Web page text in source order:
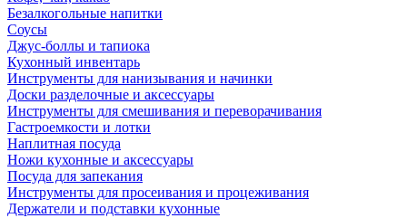
Безалкогольные напитки
Соусы
Джус-боллы и тапиока
Кухонный инвентарь
Инструменты для нанизывания и начинки
Доски разделочные и аксессуары
Инструменты для смешивания и переворачивания
Гастроемкости и лотки
Наплитная посуда
Ножи кухонные и аксессуары
Посуда для запекания
Инструменты для просеивания и процеживания
Держатели и подставки кухонные